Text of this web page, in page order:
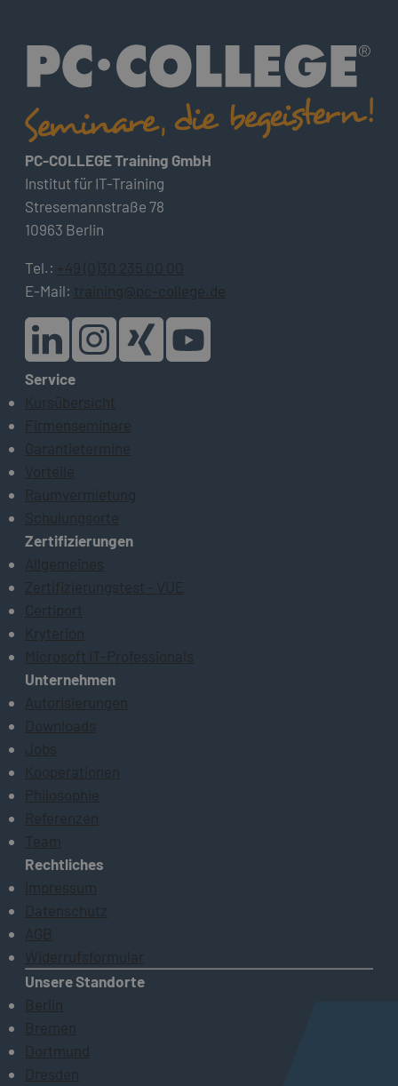
PC-COLLEGE Training GmbH
Institut für IT-Training
Stresemannstraße 78
10963 Berlin
Tel.: +49 (0)30 235 00 00
E-Mail: training@pc-college.de
Service
Kursübersicht
Firmenseminare
Garantietermine
Vorteile
Raumvermietung
Schulungsorte
Zertifizierungen
Allgemeines
Zertifizierungstest - VUE
Certiport
Kryterion
Microsoft IT-Professionals
Unternehmen
Autorisierungen
Downloads
Jobs
Kooperationen
Philosophie
Referenzen
Team
Rechtliches
Impressum
Datenschutz
AGB
Widerrufsformular
Unsere Standorte
Berlin
Bremen
Dortmund
Dresden